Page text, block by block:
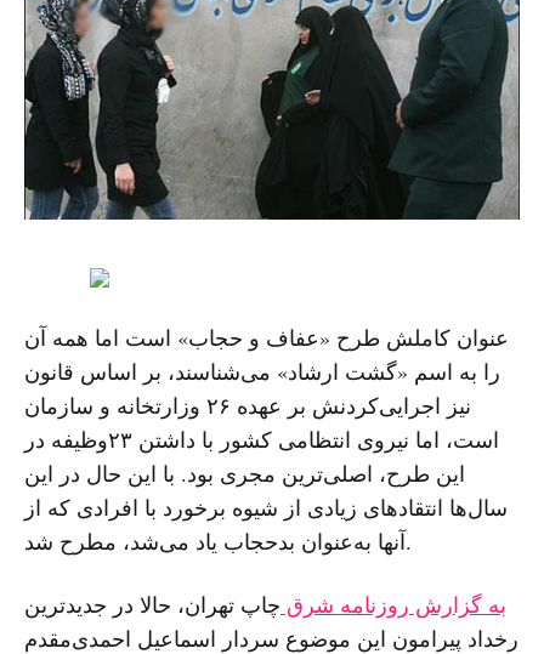
عنوان کاملش طرح «عفاف و حجاب» است اما همه آن
را به اسم «گشت ارشاد» می‌شناسند، بر اساس قانون
نیز اجرایی‌کردنش بر عهده ۲۶ وزارتخانه و سازمان
است، اما نیروی انتظامی کشور با داشتن ۲۳وظیفه در
این طرح، اصلی‌ترین مجری بود. با این حال در این
سال‌ها انتقادهای زیادی از شیوه برخورد با افرادی که از
آنها به‌عنوان بدحجاب یاد می‌شد، مطرح شد.
به گزارش روزنامه شرق چاپ تهران، حالا در جدیدترین
رخداد پیرامون این موضوع سردار اسماعیل احمدی‌مقدم